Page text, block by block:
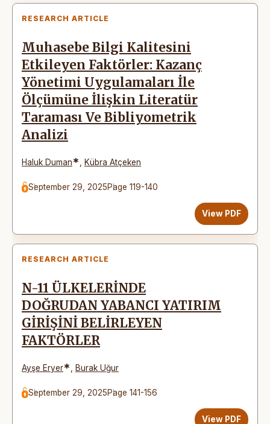
RESEARCH ARTICLE
Muhasebe Bilgi Kalitesini
Etkileyen Faktörler: Kazanç
Yönetimi Uygulamaları İle
Ölçümüne İlişkin Literatür
Taraması Ve Bibliyometrik
Analizi
Haluk Duman* Kübra Atçeken
September 29, 2025Page 119-140
View PDF
RESEARCH ARTICLE
N-11 ÜLKELERİNDE
DOĞRUDAN YABANCI YATIRIM
GİRİŞİNİ BELİRLEYEN
FAKTÖRLER
Ayşe Eryer* Burak Uğur
September 29, 2025Page 141-156
View PDF